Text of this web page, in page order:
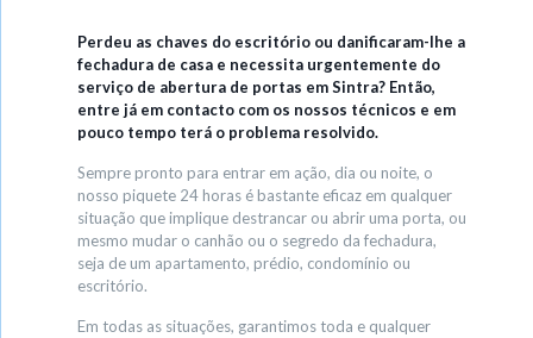
Perdeu as chaves do escritório ou danificaram-lhe a
fechadura de casa e necessita urgentemente do
serviço de abertura de portas em Sintra? Então,
entre já em contacto com os nossos técnicos e em
pouco tempo terá o problema resolvido.
Sempre pronto para entrar em ação, dia ou noite, o
nosso piquete 24 horas é bastante eficaz em qualquer
situação que implique destrancar ou abrir uma porta, ou
mesmo mudar o canhão ou o segredo da fechadura,
seja de um apartamento, prédio, condomínio ou
escritório.
Em todas as situações, garantimos toda e qualquer